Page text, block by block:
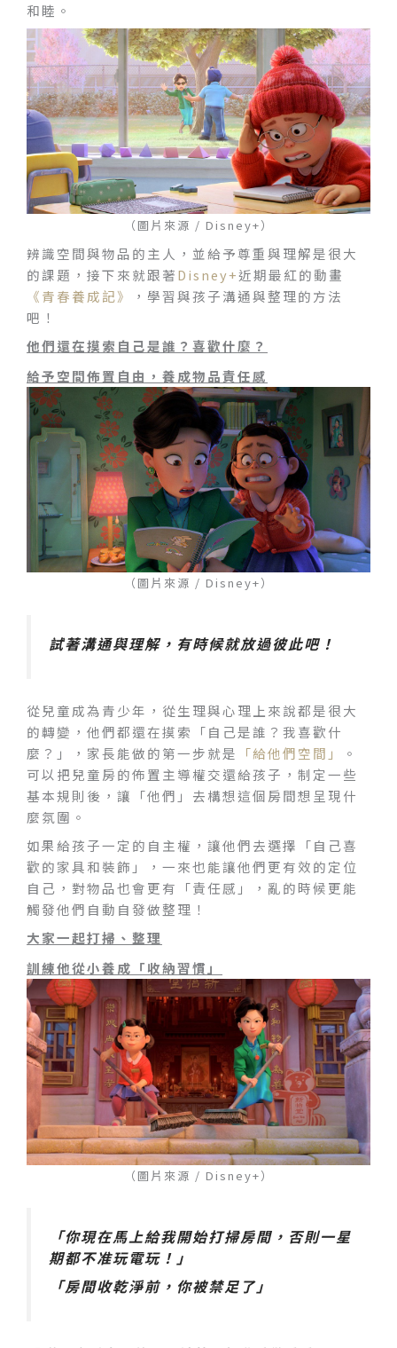
和睦。
（圖片來源 / Disney+）
辨識空間與物品的主人，並給予尊重與理解是很大
的課題，接下來就跟著Disney+近期最紅的動畫
《青春養成記》
，學習與孩子溝通與整理的方法
吧！
他們還在摸索自己是誰？喜歡什麼？
給予空間佈置自由，養成物品責任感
（圖片來源 / Disney+）
試著溝通與理解，有時候就放過彼此吧！
從兒童成為青少年，從生理與心理上來說都是很大
的轉變，他們都還在摸索「自己是誰？我喜歡什
麼？」，家長能做的第一步就是
「給他們空間」
。
可以把兒童房的佈置主導權交還給孩子，制定一些
基本規則後，讓「他們」去構想這個房間想呈現什
麼氛圍。
如果給孩子一定的自主權，讓他們去選擇「自己喜
歡的家具和裝飾」，一來也能讓他們更有效的定位
自己，對物品也會更有「責任感」，亂的時候更能
觸發他們自動自發做整理！
大家一起打掃、整理
訓練他從小養成「收納習慣」
（圖片來源 / Disney+）
「你現在馬上給我開始打掃房間，否則一星
期都不准玩電玩！」
「房間收乾淨前，你被禁足了」